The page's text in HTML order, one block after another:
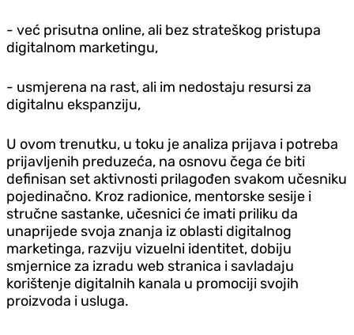
- već prisutna online, ali bez strateškog pristupa
digitalnom marketingu,
- usmjerena na rast, ali im nedostaju resursi za
digitalnu ekspanziju,
U ovom trenutku, u toku je analiza prijava i potreba
prijavljenih preduzeća, na osnovu čega će biti
definisan set aktivnosti prilagođen svakom učesniku
pojedinačno. Kroz radionice, mentorske sesije i
stručne sastanke, učesnici će imati priliku da
unaprijede svoja znanja iz oblasti digitalnog
marketinga, razviju vizuelni identitet, dobiju
smjernice za izradu web stranica i savladaju
korištenje digitalnih kanala u promociji svojih
proizvoda i usluga.